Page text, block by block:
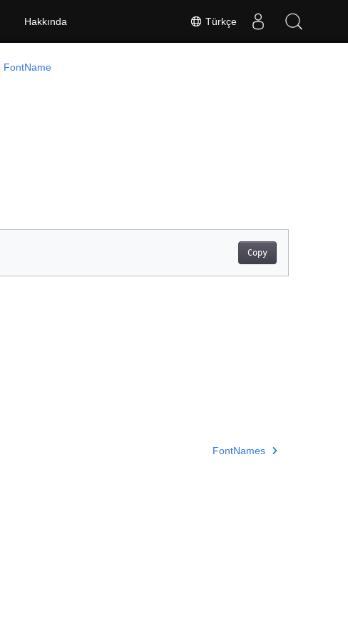
Türkçe
Hakkında
FontName
Copy
FontNames